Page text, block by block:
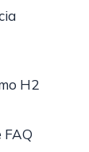
H2
FAQ